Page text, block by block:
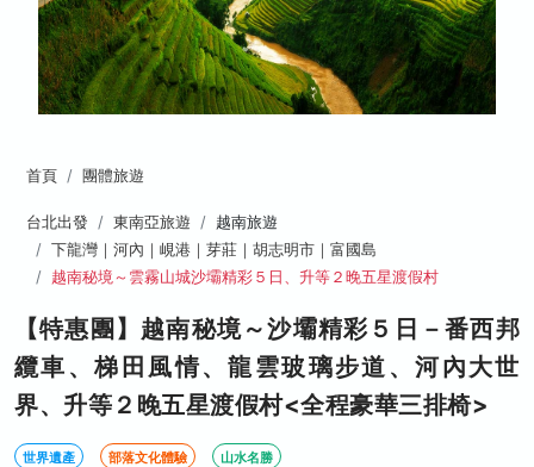
首頁 團體旅遊
台北出發 東南亞旅遊
越南旅遊
下龍灣｜河內｜峴港｜芽莊｜胡志明市｜富國島
越南秘境～雲霧山城沙壩精彩５日、升等２晚五星渡假村
【特惠團】越南秘境～沙壩精彩５日－番西邦
纜車、梯田風情、龍雲玻璃步道、河內大世
界、升等２晚五星渡假村<全程豪華三排椅>
世界遺產 部落文化體驗 山水名勝